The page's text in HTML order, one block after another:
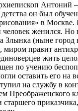
Антоний –
он был
в
женился.
Злынка (ныне
правит
жить
по учению
оставить его на
на службу в